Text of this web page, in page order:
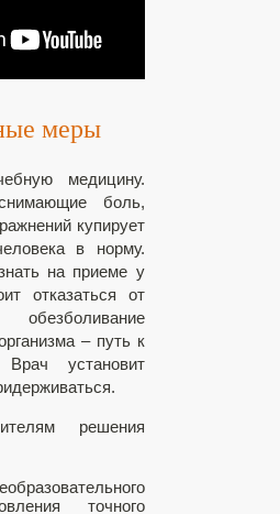
меры
медицину.
боль,
купирует
в норму.
на приеме у
отказаться от
обезболивание
– путь к
Врач установит
решения
точного